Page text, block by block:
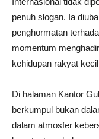
penuh slogan. Ia
penghormatan
momentum
kehidupan rakyat
Di halaman Kantor
berkumpul bukan
dalam atmosfer